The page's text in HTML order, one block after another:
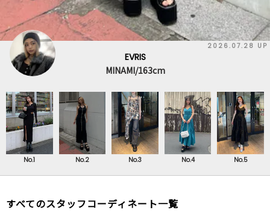
2026.07.28 UP
EVRIS
MINAMI/163cm
No.1 No.2 No.3 No.4 No.5
すべてのスタッフコーディネート一覧